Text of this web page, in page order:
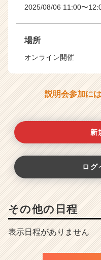
2025/08/06 11:00〜
場所
オンライン開催
説明会参加に
新
ログ
その他の日程
表示日程がありません